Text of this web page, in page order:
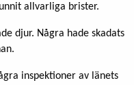
allvarliga brister.
djur. Några hade skadats
inspektioner av länets